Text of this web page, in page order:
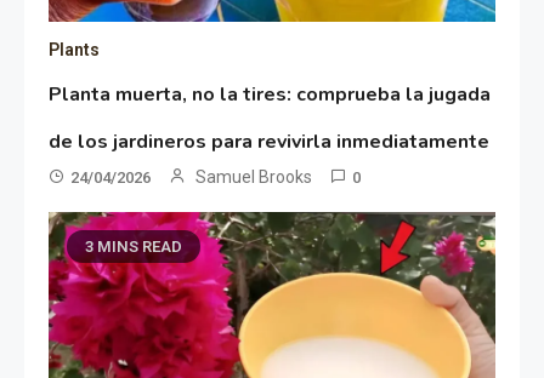
Plants
Planta muerta, no la tires: comprueba la jugada
de los jardineros para revivirla inmediatamente
24/04/2026 Samuel Brooks 0
3 MINS READ